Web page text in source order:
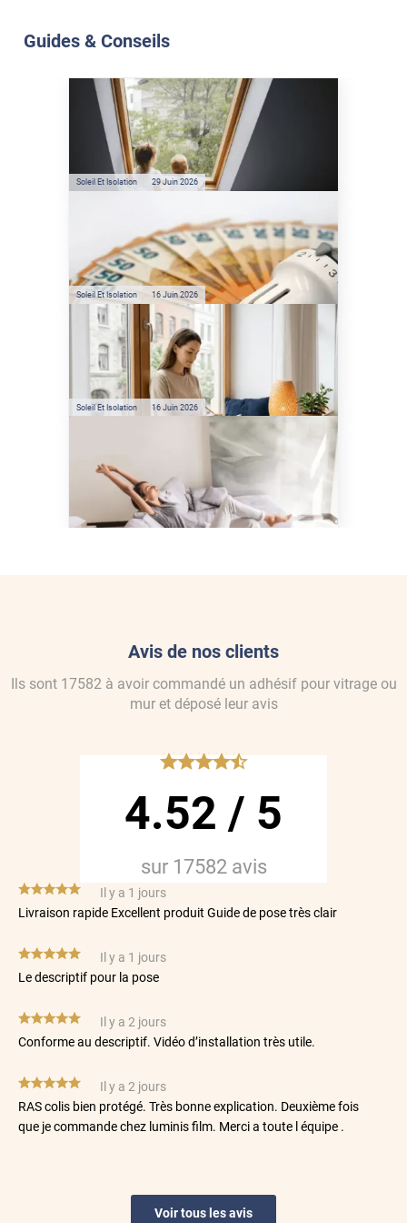
Guides & Conseils
Véranda et Velux : Comment
bloquer jusqu'à 80% de
l'énergie solaire sans
climatisation ?
Soleil Et Isolation 29 Juin 2026
Film anti-chaleur : quelles
sont les économies d’énergie
réelles ?
Soleil Et Isolation 16 Juin 2026
Préservez votre logement de
la chaleur : les conseils de
Jamy de C'est Pas Sorcier
Soleil Et Isolation 16 Juin 2026
Comment protéger sa
maison de la chaleur sans
climatisation ?
Avis de nos clients
Ils sont 17582à avoir commandé un adhésif pour vitrage ou
muret déposé leur avis
*****
4.52 / 5
sur 17582avis
*****
Livraison rapide Excellent produit Guide de pose très clair
Il y a 1 jours
*****
Le descriptif pour la pose
Il y a 1 jours
*****
Conforme au descriptif. Vidéo d’installation très utile.
Il y a 2 jours
*****
RAS colis bien protégé. Très bonne explication. Deuxième fois
que je commande chez luminis film. Merci a toute l équipe .
Il y a 2 jours
Voir tous les avis